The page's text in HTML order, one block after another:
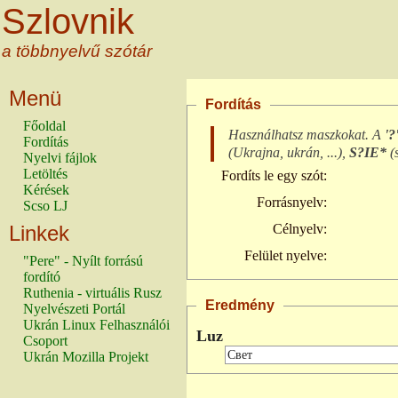
Szlovnik
a többnyelvű szótár
Menü
Főoldal
Fordítás
Nyelvi fájlok
Letöltés
Kérések
Scso LJ
Linkek
"Pere" - Nyílt forrású
fordító
Ruthenia - virtuális Rusz
Nyelvészeti Portál
Ukrán Linux Felhasználói
Csoport
Ukrán Mozilla Projekt
Fordítás
Használhatsz maszkokat. A '?'
(Ukrajna, ukrán, ...), S?IE* (
Fordíts le egy szót:
Forrásnyelv:
Célnyelv:
Felület nyelve:
Eredmény
Luz